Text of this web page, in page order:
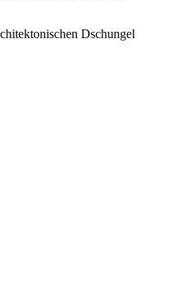
Dschungel